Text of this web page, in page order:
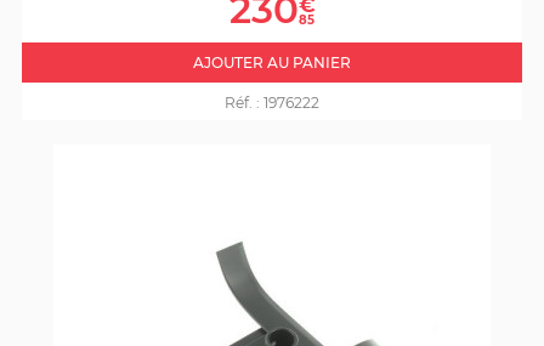
base
23085
AJOUTER AU PANIER
Réf. : 1976222